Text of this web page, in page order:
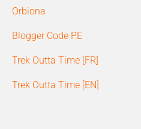
Orbiona
Blogger Code PE
Trek Outta Time [FR]
Trek Outta Time [EN]